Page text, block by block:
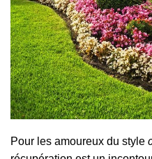
Pour les amoureux du style